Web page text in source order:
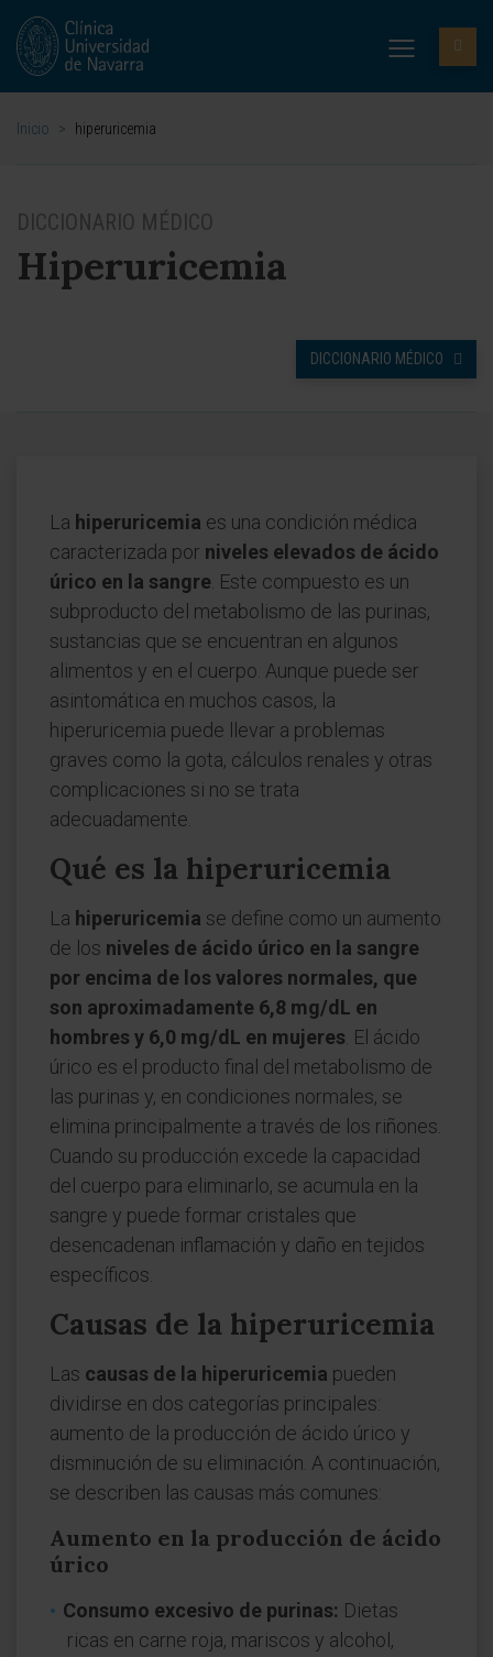
Inicio > hiperuricemia
DICCIONARIO MÉDICO
Hiperuricemia
DICCIONARIO MÉDICO
La hiperuricemia es una condición médica
caracterizada por niveles elevados de ácido
úrico en la sangre . Este compuesto es un
subproducto del metabolismo de las purinas,
sustancias que se encuentran en algunos
alimentos y en el cuerpo. Aunque puede ser
asintomática en muchos casos, la
hiperuricemia puede llevar a problemas
graves como la gota, cálculos renales y otras
complicaciones si no se trata
adecuadamente.
Qué es la hiperuricemia
La hiperuricemia se define como un aumento
de los niveles de ácido úrico en la sangre
por encima de los valores normales, que
son aproximadamente 6,8 mg/dL en
hombres y 6,0 mg/dL en mujeres . El ácido
úrico es el producto final del metabolismo de
las purinas y, en condiciones normales, se
elimina principalmente a través de los riñones.
Cuando su producción excede la capacidad
del cuerpo para eliminarlo, se acumula en la
sangre y puede formar cristales que
desencadenan inflamación y daño en tejidos
específicos.
Causas de la hiperuricemia
Las causas de la hiperuricemia pueden
dividirse en dos categorías principales:
aumento de la producción de ácido úrico y
disminución de su eliminación. A continuación,
se describen las causas más comunes:
Aumento en la producción de ácido
úrico
Consumo excesivo de purinas: Dietas
ricas en carne roja, mariscos y alcohol,